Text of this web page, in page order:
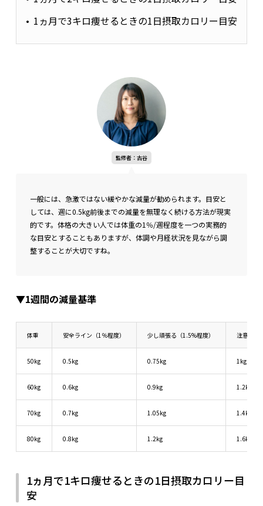
1ヵ月で3キロ痩せるときの1日摂取カロリー目安
監修者：古谷
一般には、急激ではない緩やかな減量が勧められます。目安と
しては、週に0.5kg前後までの減量を無理なく続ける方法が現実
的です。体格の大きい人では体重の1％/週程度を一つの実務的
な目安とすることもありますが、体調や月経状況を見ながら調
整することが大切ですね。
▼1週間の減量基準
体重 安全ライン（1％程度） 少し頑張る（1.5%程度） 注意（2
50kg 0.5kg 0.75kg 1kg
60kg 0.6kg 0.9kg 1.2kg
70kg 0.7kg 1.05kg 1.4kg
80kg 0.8kg 1.2kg 1.6kg
1ヵ月で1キロ痩せるときの1日摂取カロリー目
安